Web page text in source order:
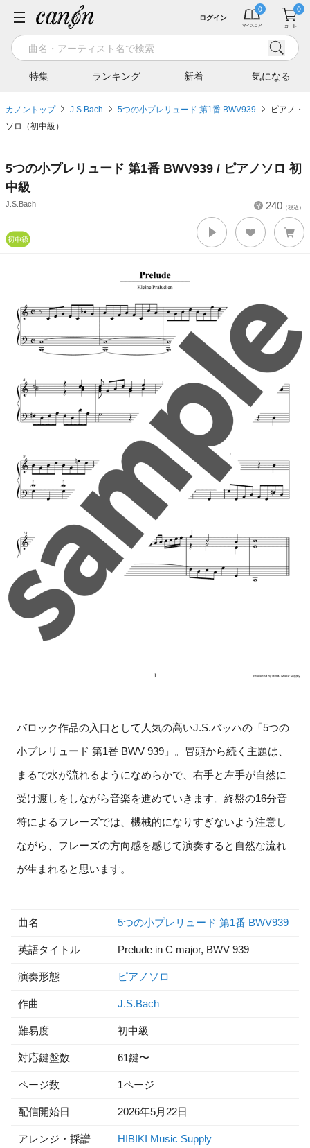
特集 ランキング 新着 気になる
ログイン
カノントップ J.S.Bach 5つの小プレリュード 第1番 BWV939
ピアノ・
ソロ（初中級）
5つの小プレリュード 第1番 BWV939 / ピアノソロ 初
中級
J.S.Bach 240 （税込）
バロック作品の入口として人気の高いJ.S.バッハの「5つの
小プレリュード 第1番 BWV 939」。冒頭から続く主題は、
まるで水が流れるようになめらかで、右手と左手が自然に
受け渡しをしながら音楽を進めていきます。終盤の16分音
符によるフレーズでは、機械的になりすぎないよう注意し
ながら、フレーズの方向感を感じて演奏すると自然な流れ
が生まれると思います。
曲名 5つの小プレリュード 第1番 BWV939
英語タイトル Prelude in C major, BWV 939
演奏形態 ピアノソロ
作曲 J.S.Bach
難易度 初中級
対応鍵盤数 61鍵〜
ページ数 1ページ
配信開始日 2026年5月22日
アレンジ・採譜 HIBIKI Music Supply